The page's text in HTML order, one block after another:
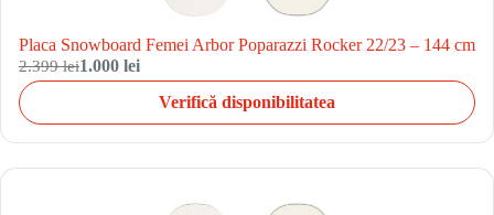
Placa Snowboard Femei Arbor Poparazzi Rocker 22/23 – 144 cm
2.399 lei1.000 lei
Verifică disponibilitatea